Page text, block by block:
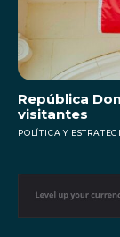
República
visitantes
POLÍTICA Y